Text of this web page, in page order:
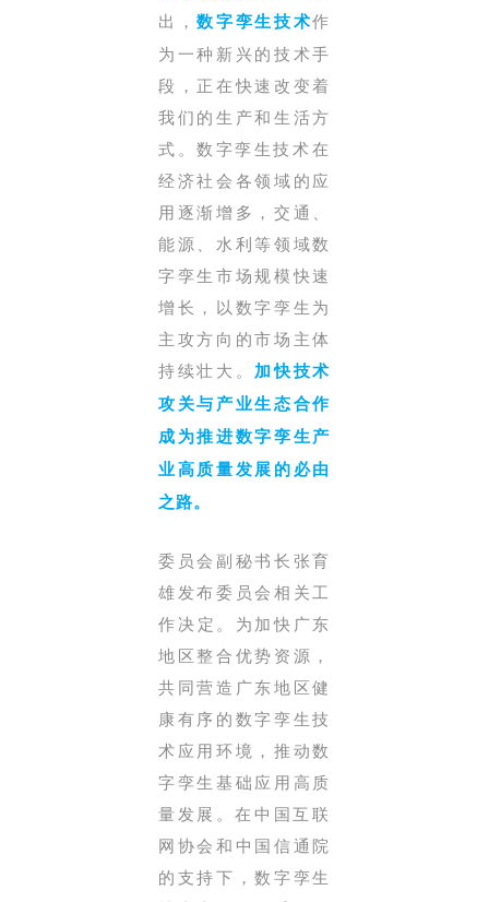
出，数字孪生技术作
为一种新兴的技术手
段，正在快速改变着
我们的生产和生活方
式。数字孪生技术在
经济社会各领域的应
用逐渐增多，交通、
能源、水利等领域数
字孪生市场规模快速
增长，以数字孪生为
主攻方向的市场主体
持续壮大。 加快技术
攻关与产业生态合作
成为推进数字孪生产
业高质量发展的必由
之路。
委员会副秘书长张育
雄发布委员会相关工
作决定 。为加快广东
地区整合优势资源，
共同营造广东地区健
康有序的数字孪生技
术应用环境，推动数
字孪生基础应用高质
量发展。在中国互联
网协会和中国信通院
的支持下，数字孪生